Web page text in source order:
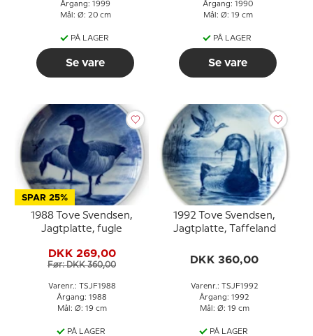
Årgang: 1999
Mål: Ø: 20 cm
PÅ LAGER
Se vare
Årgang: 1990
Mål: Ø: 19 cm
PÅ LAGER
Se vare
SPAR 25%
1988 Tove Svendsen,
Jagtplatte, fugle
DKK 269,00
Før: DKK 360,00
Varenr.: TSJF1988
Årgang: 1988
Mål: Ø: 19 cm
PÅ LAGER
1992 Tove Svendsen,
Jagtplatte, Taffeland
DKK 360,00
Varenr.: TSJF1992
Årgang: 1992
Mål: Ø: 19 cm
PÅ LAGER